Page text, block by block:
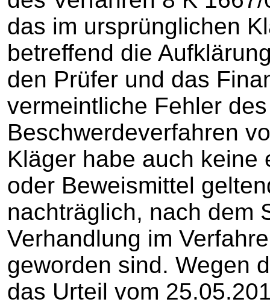
das im ursprünglichen
betreffend die
den Prüfer und das
vermeintliche Fehler
Beschwerdeverfahren
Kläger habe auch keine
oder Beweismittel
nachträglich, nach dem
Verhandlung im
geworden sind. Wegen
das Urteil vom